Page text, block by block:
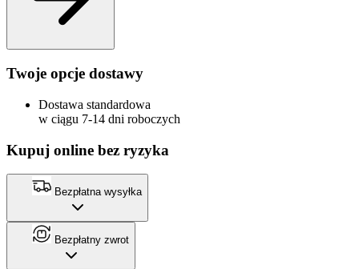
Twoje opcje dostawy
Dostawa standardowa
w ciągu 7-14 dni roboczych
Kupuj online bez ryzyka
Bezpłatna wysyłka
Bezpłatny zwrot